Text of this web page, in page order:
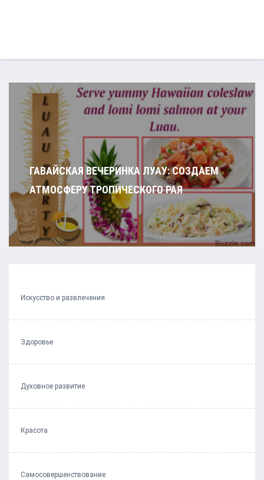
ГАВАЙСКАЯ ВЕЧЕРИНКА ЛУАУ: СОЗДАЕМ
АТМОСФЕРУ ТРОПИЧЕСКОГО РАЯ
Искусство и развлечения
Здоровье
Духовное развитие
Красота
Самосовершенствование